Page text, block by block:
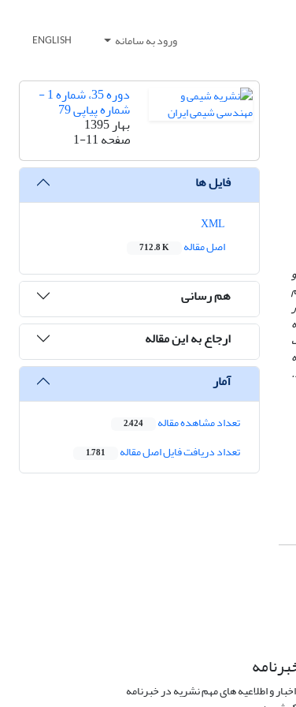
ورود به سامانه ENGLISH
دقیقه در
دوره 35، شماره 1 -
شماره پیاپی 79
بهار 1395
صفحه1-11
فایل ها
اصل مقاله
712.8 K
هم رسانی
ارجاع به این مقاله
آمار
تعداد مشاهده مقاله 2,424
تعداد دریافت فایل اصل مقاله 1,781
و اطلاعیه های مهم نشریه در خبرنامه